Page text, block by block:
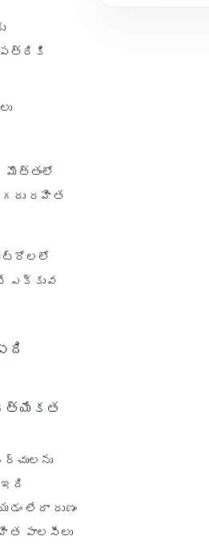
మొత్తంలో
రహిత
ఎక్కువ
లేదా రుణం
పాలసీలు